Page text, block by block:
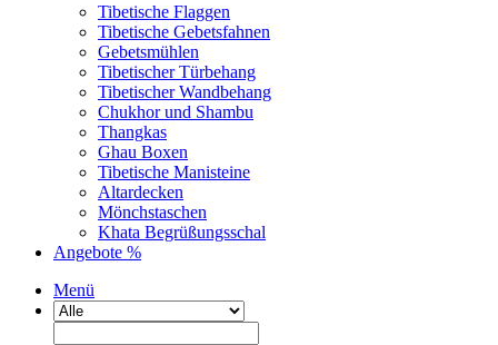
Tibetische Flaggen
Tibetische Gebetsfahnen
Gebetsmühlen
Tibetischer Türbehang
Tibetischer Wandbehang
Chukhor und Shambu
Thangkas
Ghau Boxen
Tibetische Manisteine
Altardecken
Mönchstaschen
Khata Begrüßungsschal
Angebote %
Menü